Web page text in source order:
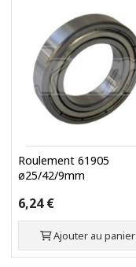
Roulement 61905
ø25/42/9mm
6,24 €
Ajouter au panier